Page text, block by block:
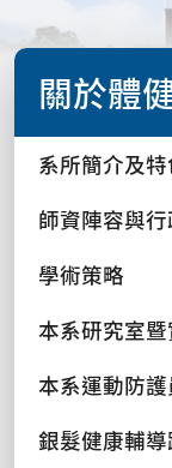
關於體
系所簡介及特
師資陣容與
學術策略
本系研究室
本系運動防
銀髮健康輔